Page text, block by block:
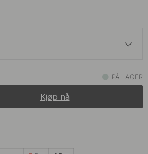
På lager
PÅ LAGER
Kjøp nå